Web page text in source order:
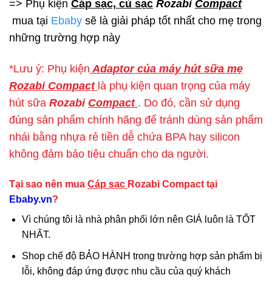
=> Phụ kiện Cáp sạc, củ sạc Rozabi Compact
mua tại Ebaby sẽ là giải pháp tốt nhất cho mẹ trong
những trường hợp này
*Lưu ý: Phụ kiện Adaptor của máy hút sữa mẹ
Rozabi Compact là phụ kiện quan trọng của máy
hút sữa Rozabi Compact . Do đó, cần sử dụng
đúng sản phẩm chính hãng để tránh dùng sản phẩm
nhái bằng nhựa rẻ tiền dễ chứa BPA hay silicon
không đảm bảo tiêu chuẩn cho da người.
Tại sao nên mua Cáp sạc Rozabi Compact tại
Ebaby.vn?
Vì chúng tôi là nhà phân phối lớn nên GIÁ luôn là TỐT
NHẤT.
Shop chế độ BẢO HÀNH trong trường hợp sản phẩm bị
lỗi, không đáp ứng được nhu cầu của quý khách